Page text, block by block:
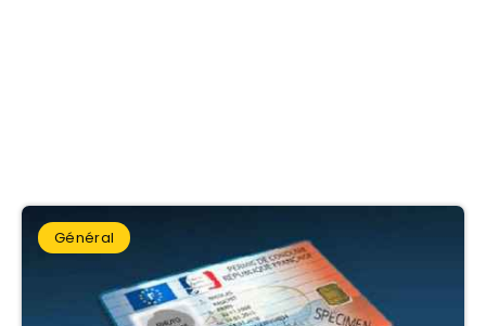
Général